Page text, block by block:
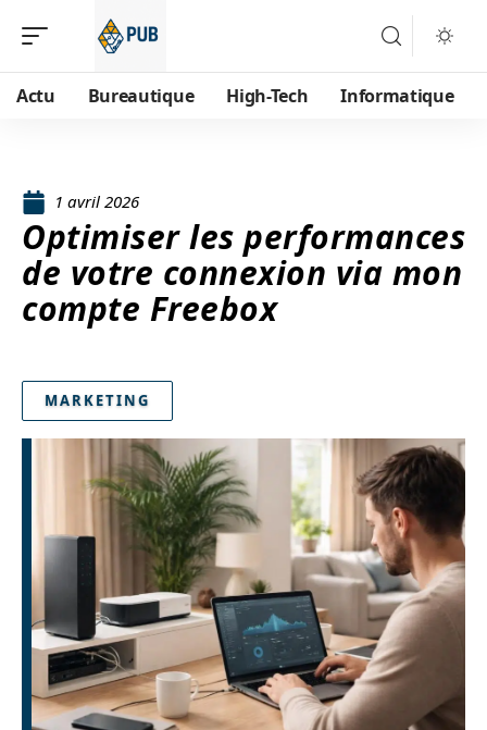
Actu Bureautique High-Tech Informatique
1 avril 2026
Optimiser les performances
de votre connexion via mon
compte Freebox
MARKETING